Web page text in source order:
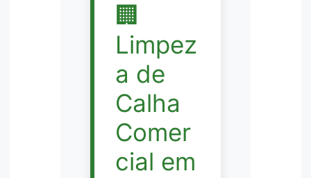
🏢
Limpez
a de
Calha
Comer
cial em